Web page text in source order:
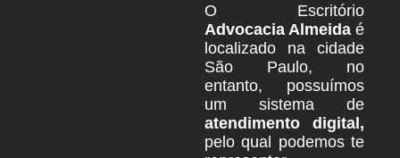
O Escritório
Advocacia Almeida é
localizado na cidade
São Paulo, no
entanto, possuímos
um sistema de
atendimento digital,
pelo qual podemos te